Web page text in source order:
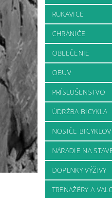
RUKAVICE
CHRÁNIČE
OBLEČENIE
OBUV
PRÍSLUŠENSTVO
ÚDRŽBA BICYKLA
NOSIČE BICYKLOV
NÁRADIE NA
DOPLNKY VÝŽIVY
TRENAŽÉRY A